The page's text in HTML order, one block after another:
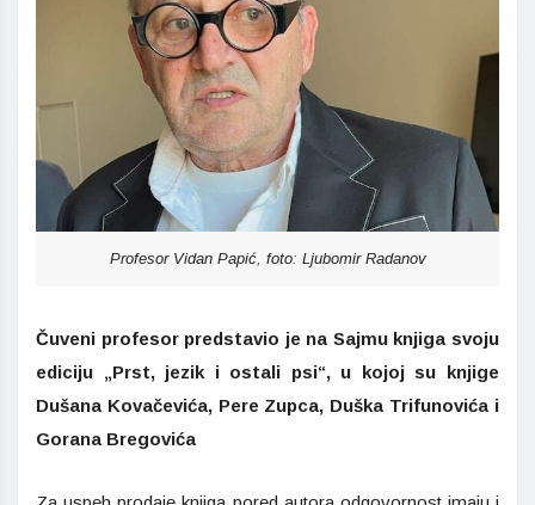
Profesor Vidan Papić, foto: Ljubomir Radanov
Čuveni profesor predstavio je na Sajmu knjiga svoju
ediciju „Prst, jezik i ostali psi“, u kojoj su knjige
Dušana Kovačevića, Pere Zupca, Duška Trifunovića i
Gorana Bregovića